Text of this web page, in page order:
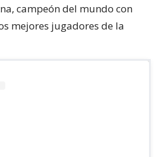
campeón del mundo con
mejores jugadores de la